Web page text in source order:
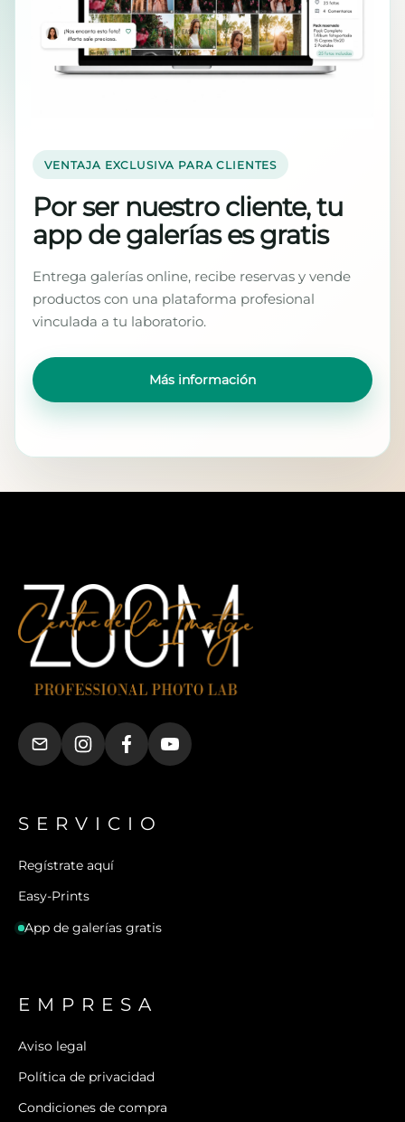
VENTAJA EXCLUSIVA PARA CLIENTES
Por ser nuestro cliente, tu
app de galerías es gratis
Entrega galerías online, recibe reservas y vende
productos con una plataforma profesional
vinculada a tu laboratorio.
Más información
SERVICIO
Regístrate aquí
Easy-Prints
App de galerías gratis
EMPRESA
Aviso legal
Política de privacidad
Condiciones de compra